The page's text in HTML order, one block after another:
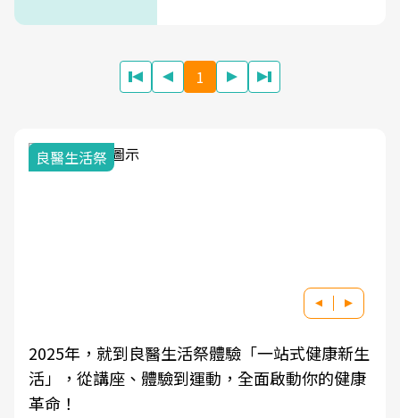
1
祭體驗「一站式健康新生
運動，全面啟動你的健康
良醫健康網從「換季的
學觀點與日常感受的對